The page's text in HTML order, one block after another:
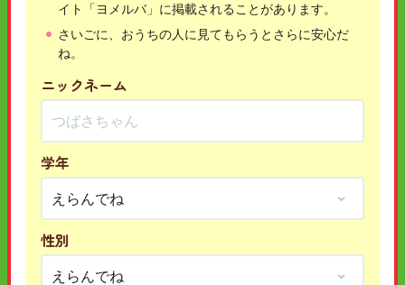
イト「ヨメルバ」に掲載されることがあります。
さいごに、おうちの人に見てもらうとさらに安心だ
ね。
ニックネーム
学年
性別